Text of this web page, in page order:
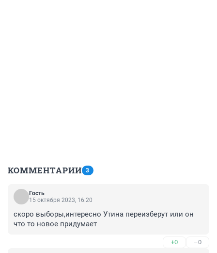
КОММЕНТАРИИ 3
Гость
15 октября 2023, 16:20
скоро выборы,интересно Утина переизберут или он
что то новое придумает
+0 –0